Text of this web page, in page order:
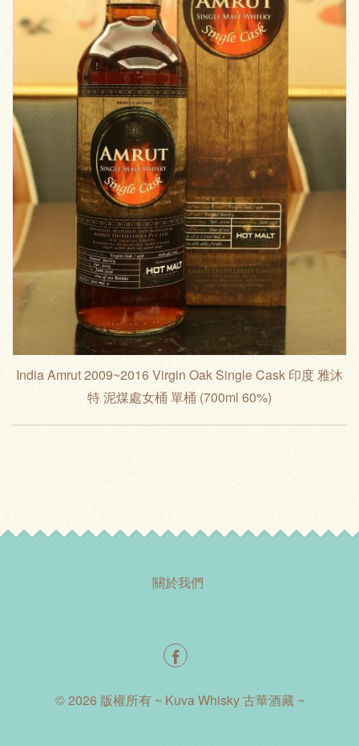
India Amrut 2009~2016 Virgin Oak Single Cask 印度 雅沐
特 泥煤處女桶 單桶 (700ml 60%)
關於我們
© 2026 版權所有 ~ Kuva Whisky 古華酒藏 ~